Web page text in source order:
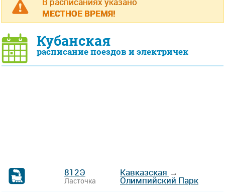
МЕСТНОЕ ВРЕМЯ!
Кубанская
расписание поездов и электричек
812Э
Ласточка
Кавказская →
Олимпийский Парк